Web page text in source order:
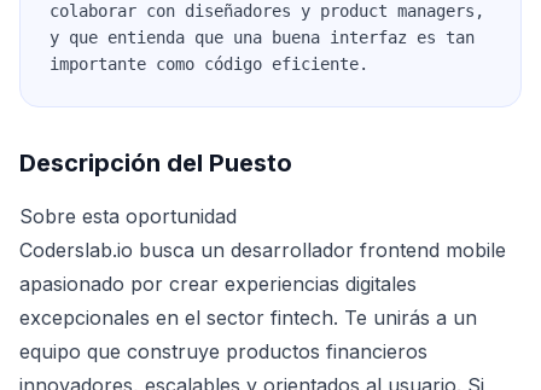
colaborar con diseñadores y product managers,
y que entienda que una buena interfaz es tan
importante como código eficiente.
Descripción del Puesto
Sobre esta oportunidad
Coderslab.io busca un desarrollador frontend mobile
apasionado por crear experiencias digitales
excepcionales en el sector fintech. Te unirás a un
equipo que construye productos financieros
innovadores, escalables y orientados al usuario. Si